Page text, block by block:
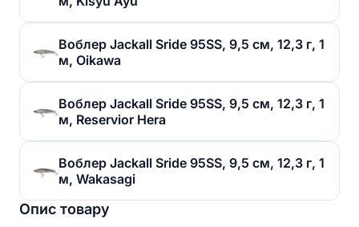
Воблер Jackall Sride 95SS, 9,5 см, 12,3 г, 1
м, Oikawa
Воблер Jackall Sride 95SS, 9,5 см, 12,3 г, 1
м, Reservior Hera
Воблер Jackall Sride 95SS, 9,5 см, 12,3 г, 1
м, Wakasagi
Опис товару